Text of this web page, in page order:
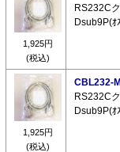
1,925円
(税込)
RS232C
Dsub9P(ｵ
1,925円
(税込)
CBL232-
RS232C
Dsub9P(ｵ